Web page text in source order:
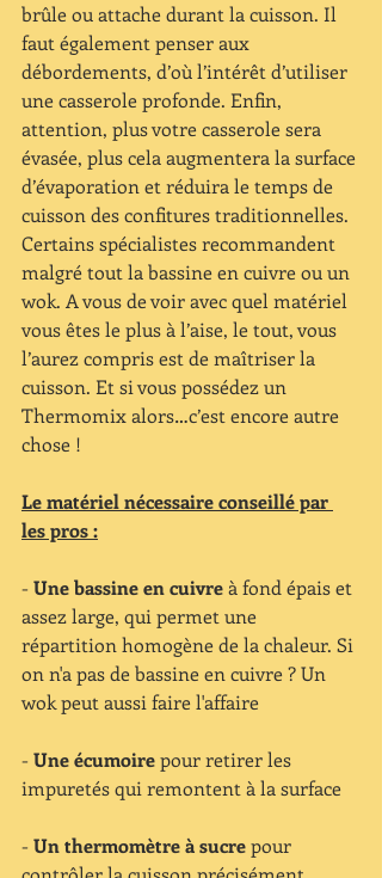
brûle ou attache durant la cuisson. Il
faut également penser aux
débordements, d’où l’intérêt d’utiliser
une casserole profonde. Enfin,
attention, plus votre casserole sera
évasée, plus cela augmentera la surface
d’évaporation et réduira le temps de
cuisson des confitures traditionnelles.
Certains spécialistes recommandent
malgré tout la bassine en cuivre ou un
wok. A vous de voir avec quel matériel
vous êtes le plus à l’aise, le tout, vous
l’aurez compris est de maîtriser la
cuisson. Et si vous possédez un
Thermomix alors…c’est encore autre
chose !
Le matériel nécessaire conseillé par
les pros :
- Une bassine en cuivre à fond épais et
assez large, qui permet une
répartition homogène de la chaleur. Si
on n'a pas de bassine en cuivre ? Un
wok peut aussi faire l'affaire
- Une écumoire pour retirer les
impuretés qui remontent à la surface
- Un thermomètre à sucre pour